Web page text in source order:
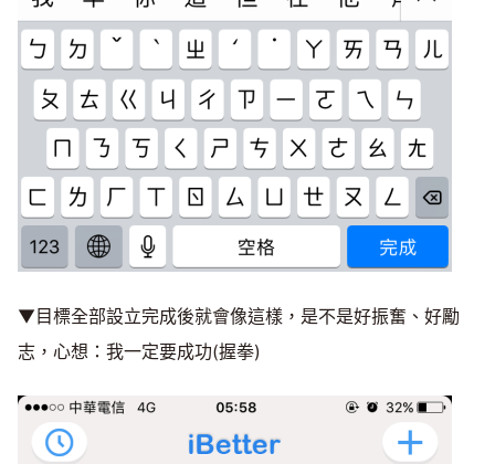
▼目標全部設立完成後就會像這樣，是不是好振奮、好勵
志，心想：我一定要成功(握拳)